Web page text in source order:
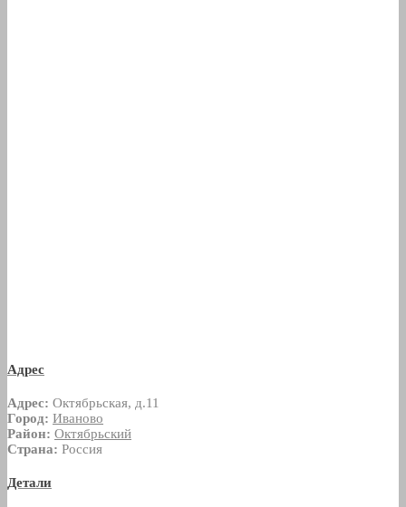
Адрес
Адрес: Октябрьская, д.11
Город: Иваново
Район: Октябрьский
Страна: Россия
Детали